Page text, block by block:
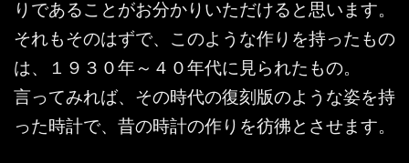
りであることがお分かりいただけると思います。
それもそのはずで、このような作りを持ったもの
は、１９３０年～４０年代に見られたもの。
言ってみれば、その時代の復刻版のような姿を持
った時計で、昔の時計の作りを彷彿とさせます。